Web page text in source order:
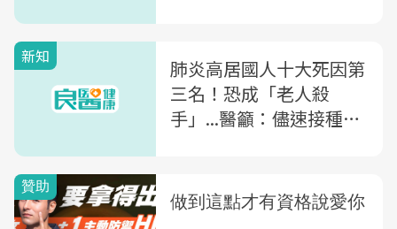
新知
肺炎高居國人十大死因第
三名！恐成「老人殺
手」...醫籲：儘速接種